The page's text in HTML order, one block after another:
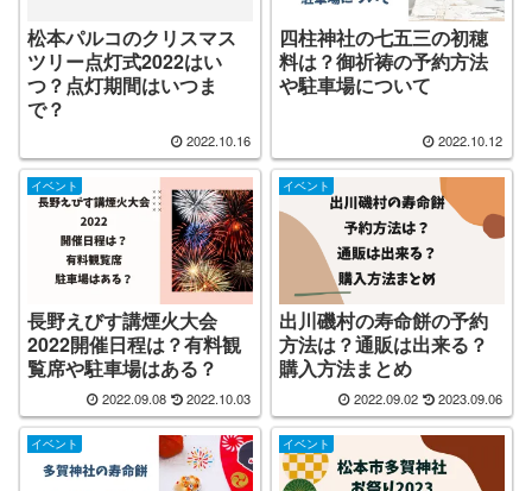
松本パルコのクリスマス
ツリー点灯式2022はい
つ？点灯期間はいつま
で？
2022.10.16
四柱神社の七五三の初穂
料は？御祈祷の予約方法
や駐車場について
2022.10.12
イベント
長野えびす講煙火大会
2022開催日程は？有料観
覧席や駐車場はある？
2022.09.08 2022.10.03
イベント
出川磯村の寿命餅の予約
方法は？通販は出来る？
購入方法まとめ
2022.09.02 2023.09.06
イベント イベント